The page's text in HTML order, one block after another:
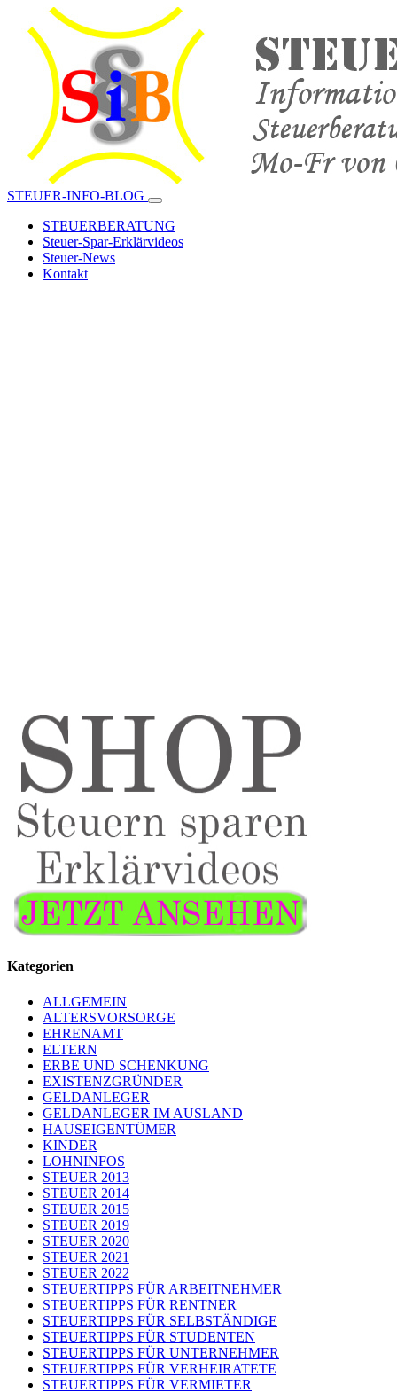
STEUER-INFO-BLOG
STEUERBERATUNG
Steuer-Spar-Erklärvideos
Steuer-News
Kontakt
Kategorien
ALLGEMEIN
ALTERSVORSORGE
EHRENAMT
ELTERN
ERBE UND SCHENKUNG
EXISTENZGRÜNDER
GELDANLEGER
GELDANLEGER IM AUSLAND
HAUSEIGENTÜMER
KINDER
LOHNINFOS
STEUER 2013
STEUER 2014
STEUER 2015
STEUER 2019
STEUER 2020
STEUER 2021
STEUER 2022
STEUERTIPPS FÜR ARBEITNEHMER
STEUERTIPPS FÜR RENTNER
STEUERTIPPS FÜR SELBSTÄNDIGE
STEUERTIPPS FÜR STUDENTEN
STEUERTIPPS FÜR UNTERNEHMER
STEUERTIPPS FÜR VERHEIRATETE
STEUERTIPPS FÜR VERMIETER